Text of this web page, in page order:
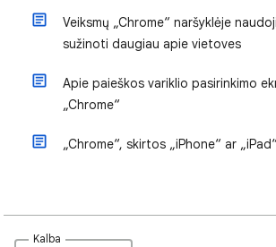
Veiksmų „Chrome“ naršyklėje
sužinoti daugiau apie vietoves
Apie paieškos variklio pasirinkimo
„Chrome“
„Chrome“, skirtos „iPhone“ ar
Kalba